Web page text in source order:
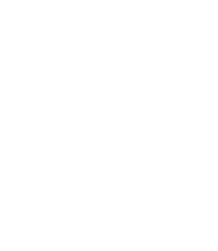
il raconte le harcèlement scolaire, l’homophobie
par danser une chenille toustes ensemble ?
fantastiques et féériques. Dans la Danse macabre de
radeau. Huck est un “sale gosse” terriblement
et électrisante dans le mouvement, le rythme et
centrales de Paris. Mais tout bascule avec le retour
un voyage sensoriel jalonné de matières, d’images,
d’un geste, d’une oeuvre, d’une vie. Kader Attou
à Heka, Dieu égyptien de la magie. Pour ce
musiques spirituelles et des traditions du monde.
littéralement. Qu’a-t-il bien pu se passer ? Tout le
bien lui déclarer publiquement. Cordélia, sa préférée, ne
printemps 1975, une jeune journaliste est venue recueillir
est une véritable plongée dans la fureur des
étrange créature née d’une pile de dessins ratés, qui
tours de la banlieue de Bucarest, beaucoup d’entre
était à l’époque sur scène. Quelques décennies plus
univers artistiques autour de chansons de films liées à
de Paris de proposer des formes innovantes de
parle de cette faille. Écartelée entre l’Orient et
de familles en foyers. Une amitié indéfectible va la lier à